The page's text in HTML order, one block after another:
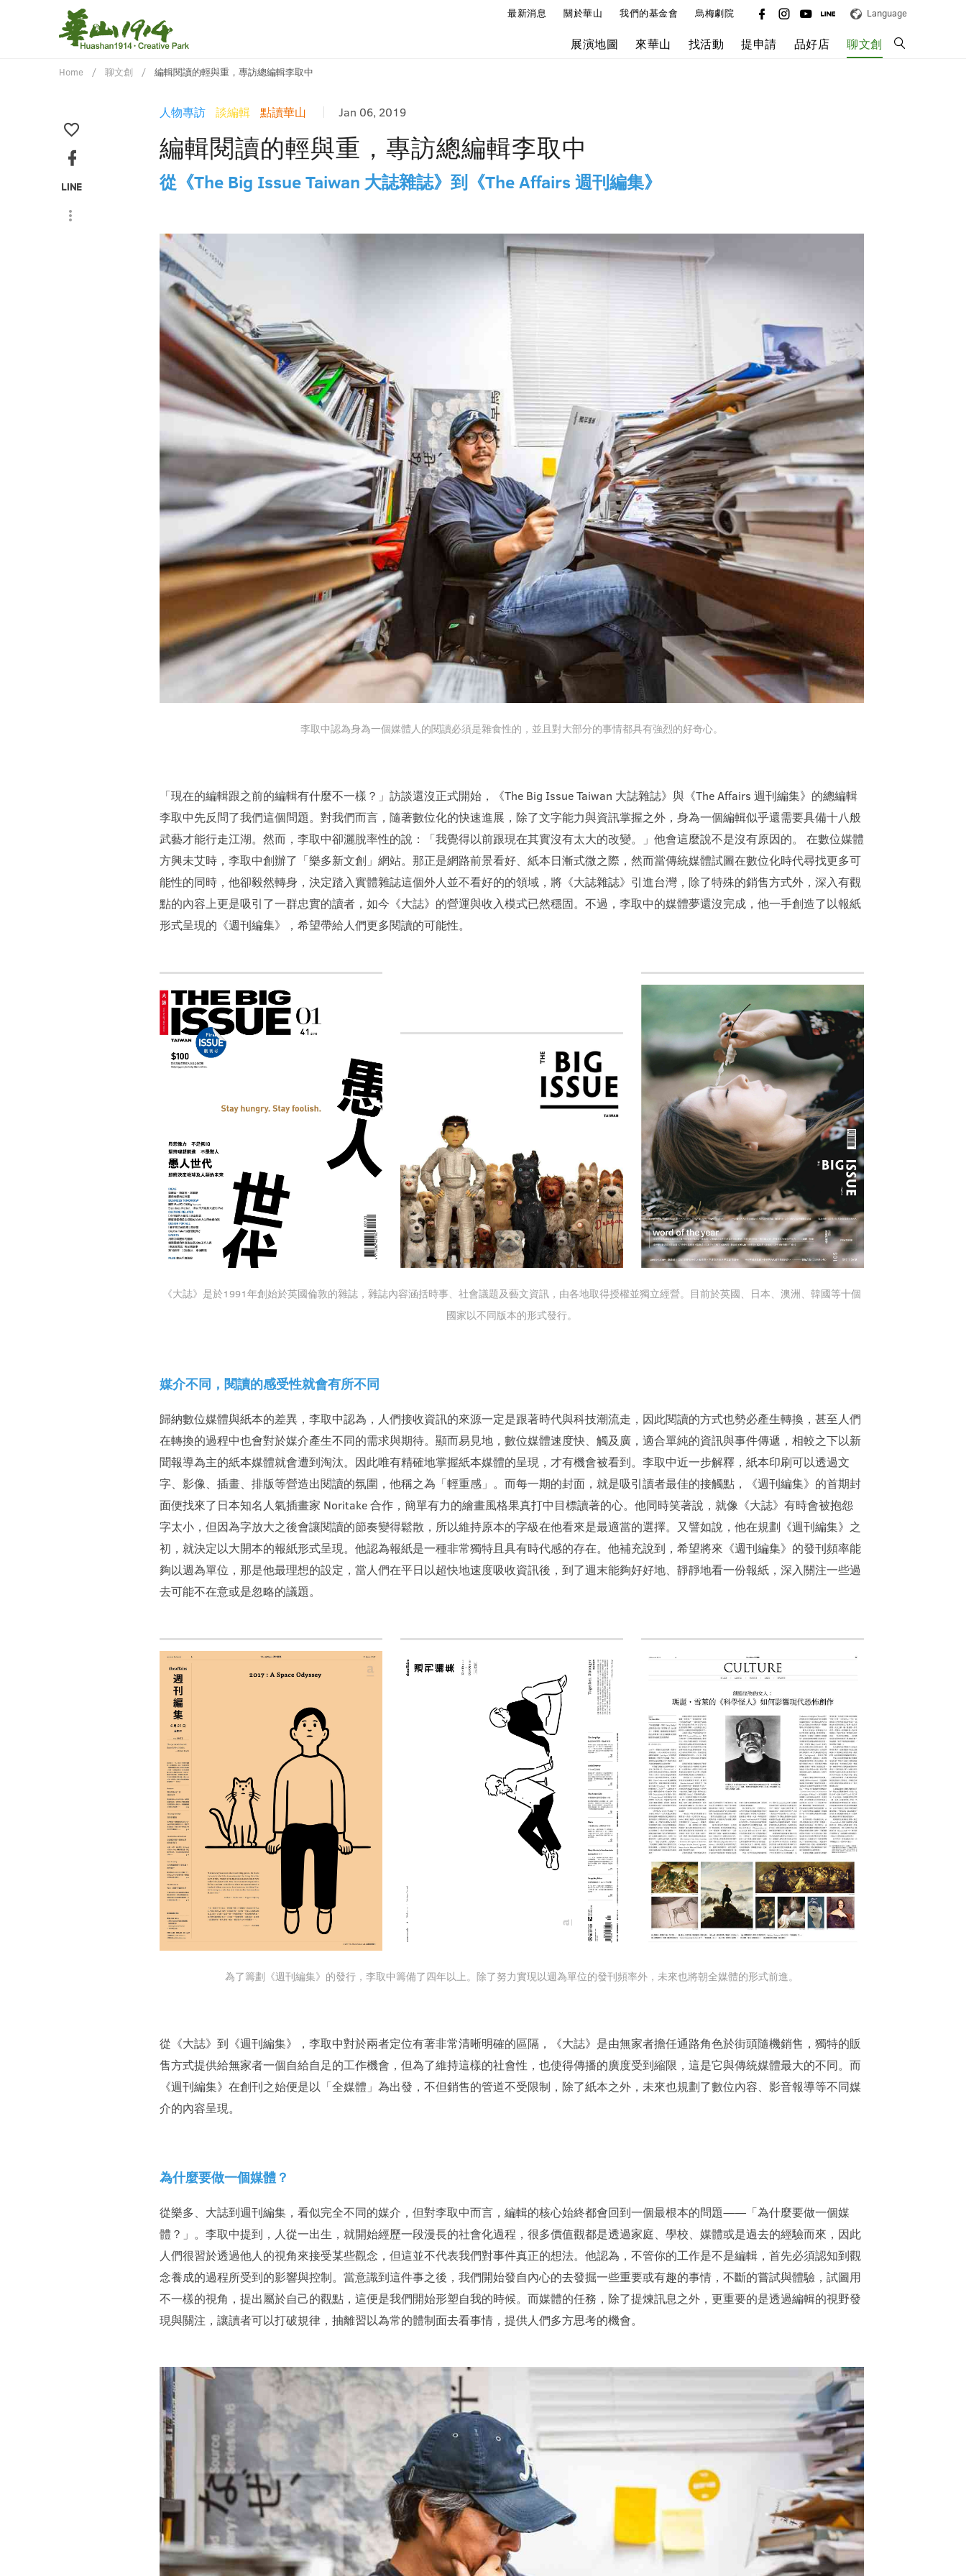
最新消息 關於華山 我們的基金會 烏梅劇院 Language
展演地圖 來華山 找活動 提申請 品好店 聊文創
Home 聊文創 編輯閱讀的輕與重，專訪總編輯李取中
人物專訪 談編輯 點讀華山 Jan 06, 2019
編輯閱讀的輕與重，專訪總編輯李取中
從《The Big Issue Taiwan 大誌雜誌》到《The Affairs 週刊編集》
李取中認為身為一個媒體人的閱讀必須是雜食性的，並且對大部分的事情都具有強烈的好奇心。
「現在的編輯跟之前的編輯有什麼不一樣？」訪談還沒正式開始，《The Big Issue Taiwan 大誌雜誌》與《The Affairs 週刊編集》的總編輯
李取中先反問了我們這個問題。對我們而言，隨著數位化的快速進展，除了文字能力與資訊掌握之外，身為一個編輯似乎還需要具備十八般
武藝才能行走江湖。然而，李取中卻灑脫率性的說：「我覺得以前跟現在其實沒有太大的改變。」他會這麼說不是沒有原因的。 在數位媒體
方興未艾時，李取中創辦了「樂多新文創」網站。那正是網路前景看好、紙本日漸式微之際，然而當傳統媒體試圖在數位化時代尋找更多可
能性的同時，他卻毅然轉身，決定踏入實體雜誌這個外人並不看好的的領域，將《大誌雜誌》引進台灣，除了特殊的銷售方式外，深入有觀
點的內容上更是吸引了一群忠實的讀者，如今《大誌》的營運與收入模式已然穩固。不過，李取中的媒體夢還沒完成，他一手創造了以報紙
形式呈現的《週刊編集》，希望帶給人們更多閱讀的可能性。
《大誌》是於1991年創始於英國倫敦的雜誌，雜誌內容涵括時事、社會議題及藝文資訊，由各地取得授權並獨立經營。目前於英國、日本、澳洲、韓國等十個
國家以不同版本的形式發行。
媒介不同，閱讀的感受性就會有所不同
歸納數位媒體與紙本的差異，李取中認為，人們接收資訊的來源一定是跟著時代與科技潮流走，因此閱讀的方式也勢必產生轉換，甚至人們
在轉換的過程中也會對於媒介產生不同的需求與期待。顯而易見地，數位媒體速度快、觸及廣，適合單純的資訊與事件傳遞，相較之下以新
聞報導為主的紙本媒體就會遭到淘汰。因此唯有精確地掌握紙本媒體的呈現，才有機會被看到。李取中近一步解釋，紙本印刷可以透過文
字、影像、插畫、排版等營造出閱讀的氛圍，他稱之為「輕重感」。而每一期的封面，就是吸引讀者最佳的接觸點，《週刊編集》的首期封
面便找來了日本知名人氣插畫家 Noritake 合作，簡單有力的繪畫風格果真打中目標讀著的心。他同時笑著說，就像《大誌》有時會被抱怨
字太小，但因為字放大之後會讓閱讀的節奏變得鬆散，所以維持原本的字級在他看來是最適當的選擇。又譬如說，他在規劃《週刊編集》之
初，就決定以大開本的報紙形式呈現。他認為報紙是一種非常獨特且具有時代感的存在。他補充說到，希望將來《週刊編集》的發刊頻率能
夠以週為單位，那是他最理想的設定，當人們在平日以超快地速度吸收資訊後，到了週末能夠好好地、靜靜地看一份報紙，深入關注一些過
去可能不在意或是忽略的議題。
為了籌劃《週刊編集》的發行，李取中籌備了四年以上。除了努力實現以週為單位的發刊頻率外，未來也將朝全媒體的形式前進。
從《大誌》到《週刊編集》，李取中對於兩者定位有著非常清晰明確的區隔，《大誌》是由無家者擔任通路角色於街頭隨機銷售，獨特的販
售方式提供給無家者一個自給自足的工作機會，但為了維持這樣的社會性，也使得傳播的廣度受到縮限，這是它與傳統媒體最大的不同。而
《週刊編集》在創刊之始便是以「全媒體」為出發，不但銷售的管道不受限制，除了紙本之外，未來也規劃了數位內容、影音報導等不同媒
介的內容呈現。
為什麼要做一個媒體？
從樂多、大誌到週刊編集，看似完全不同的媒介，但對李取中而言，編輯的核心始終都會回到一個最根本的問題——「為什麼要做一個媒
體？」。李取中提到，人從一出生，就開始經歷一段漫長的社會化過程，很多價值觀都是透過家庭、學校、媒體或是過去的經驗而來，因此
人們很習於透過他人的視角來接受某些觀念，但這並不代表我們對事件真正的想法。他認為，不管你的工作是不是編輯，首先必須認知到觀
念養成的過程所受到的影響與控制。當意識到這件事之後，我們開始發自內心的去發掘一些重要或有趣的事情，不斷的嘗試與體驗，試圖用
不一樣的視角，提出屬於自己的觀點，這便是我們開始形塑自我的時候。而媒體的任務，除了提煉訊息之外，更重要的是透過編輯的視野發
現與關注，讓讀者可以打破規律，抽離習以為常的體制面去看事情，提供人們多方思考的機會。